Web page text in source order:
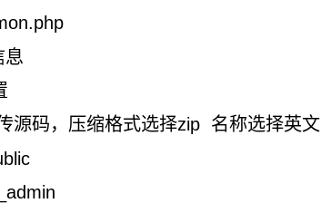
息
源码，压缩格式选择zip 名称选择英文